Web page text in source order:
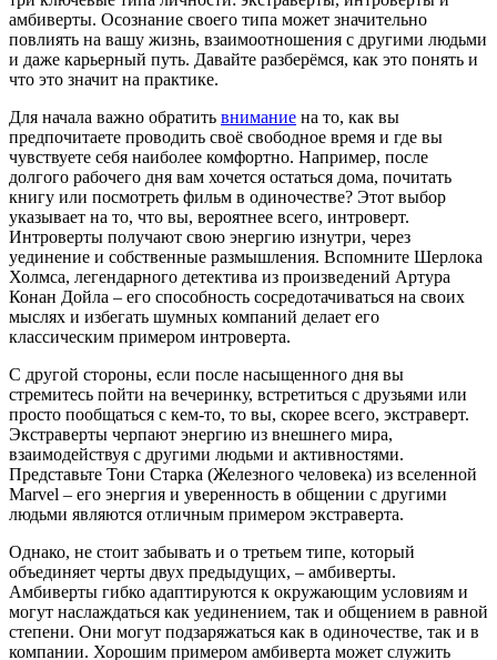
амбиверты. Осознание своего типа может значительно
повлиять на вашу жизнь, взаимоотношения с другими людьми
и даже карьерный путь. Давайте разберёмся, как это понять и
что это значит на практике.
Для начала важно обратить внимание на то, как вы
предпочитаете проводить своё свободное время и где вы
чувствуете себя наиболее комфортно. Например, после
долгого рабочего дня вам хочется остаться дома, почитать
книгу или посмотреть фильм в одиночестве? Этот выбор
указывает на то, что вы, вероятнее всего, интроверт.
Интроверты получают свою энергию изнутри, через
уединение и собственные размышления. Вспомните Шерлока
Холмса, легендарного детектива из произведений Артура
Конан Дойла – его способность сосредотачиваться на своих
мыслях и избегать шумных компаний делает его
классическим примером интроверта.
С другой стороны, если после насыщенного дня вы
стремитесь пойти на вечеринку, встретиться с друзьями или
просто пообщаться с кем-то, то вы, скорее всего, экстраверт.
Экстраверты черпают энергию из внешнего мира,
взаимодействуя с другими людьми и активностями.
Представьте Тони Старка (Железного человека) из вселенной
Marvel – его энергия и уверенность в общении с другими
людьми являются отличным примером экстраверта.
Однако, не стоит забывать и о третьем типе, который
объединяет черты двух предыдущих, – амбиверты.
Амбиверты гибко адаптируются к окружающим условиям и
могут наслаждаться как уединением, так и общением в равной
степени. Они могут подзаряжаться как в одиночестве, так и в
компании. Хорошим примером амбиверта может служить